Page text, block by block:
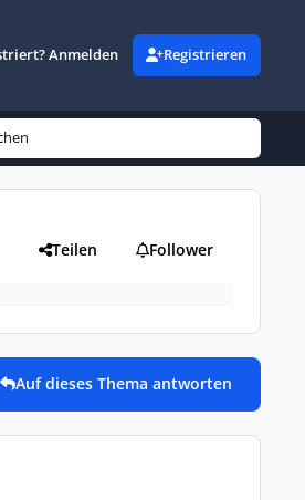
Anmelden Registrieren
Teilen Follower
Auf dieses Thema antworten